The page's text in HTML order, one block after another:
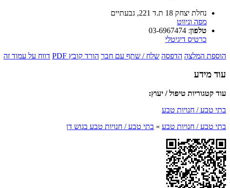
נחלת יצחק 18 ת.ד 221, גבעתיים
מפה וניווט
טלפון:
03-6967474
כרטיס דיגיטלי
הוספת המלצה הדפסה שלח / שתף עם חבר הורד קובץ PDF דווח על עמוד זה
עוד מידע
עוד קטגוריות טיפול / יעוץ:
בתי טבע / חנויות טבע
בתי טבע / חנויות טבע » בתי טבע / חנויות טבע בגוש דן